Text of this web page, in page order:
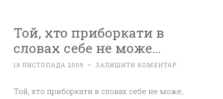
Той, хто приборкати в
словах себе не може…
18 ЛИСТОПАДА 2009 ~ ЗАЛИШИТИ КОМЕНТАР
Той, хто приборкати в словах себе не може,